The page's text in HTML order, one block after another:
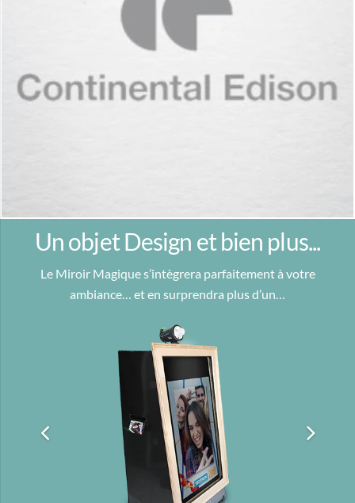
Un objet Design et bien plus...
Le Miroir Magique s’intègrera parfaitement à votre
ambiance… et en surprendra plus d’un…